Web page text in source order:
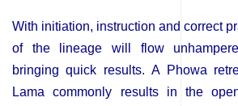
With initiation, instruction and correct
of the lineage will flow
bringing quick results. A Phowa
Lama commonly results in the